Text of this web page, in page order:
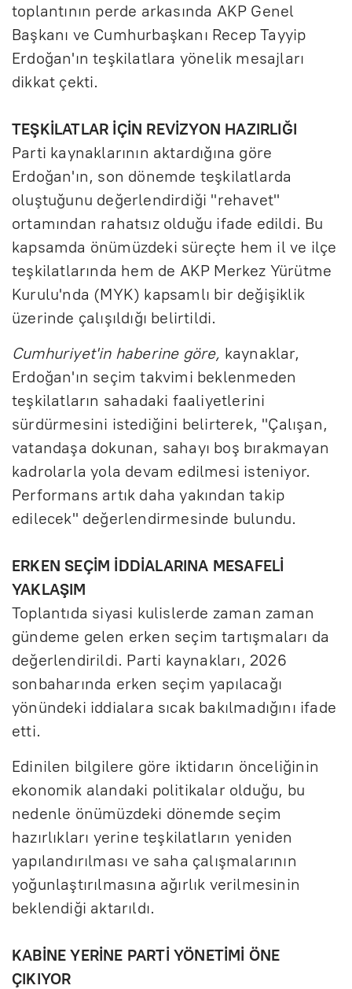
toplantının perde arkasında AKP Genel
Başkanı ve Cumhurbaşkanı Recep Tayyip
Erdoğan'ın teşkilatlara yönelik mesajları
dikkat çekti.
TEŞKİLATLAR İÇİN REVİZYON HAZIRLIĞI
Parti kaynaklarının aktardığına göre
Erdoğan'ın, son dönemde teşkilatlarda
oluştuğunu değerlendirdiği "rehavet"
ortamından rahatsız olduğu ifade edildi. Bu
kapsamda önümüzdeki süreçte hem il ve ilçe
teşkilatlarında hem de AKP Merkez Yürütme
Kurulu'nda (MYK) kapsamlı bir değişiklik
üzerinde çalışıldığı belirtildi.
Cumhuriyet'in haberine göre, kaynaklar,
Erdoğan'ın seçim takvimi beklenmeden
teşkilatların sahadaki faaliyetlerini
sürdürmesini istediğini belirterek, "Çalışan,
vatandaşa dokunan, sahayı boş bırakmayan
kadrolarla yola devam edilmesi isteniyor.
Performans artık daha yakından takip
edilecek" değerlendirmesinde bulundu.
ERKEN SEÇİM İDDİALARINA MESAFELİ
YAKLAŞIM
Toplantıda siyasi kulislerde zaman zaman
gündeme gelen erken seçim tartışmaları da
değerlendirildi. Parti kaynakları, 2026
sonbaharında erken seçim yapılacağı
yönündeki iddialara sıcak bakılmadığını ifade
etti.
Edinilen bilgilere göre iktidarın önceliğinin
ekonomik alandaki politikalar olduğu, bu
nedenle önümüzdeki dönemde seçim
hazırlıkları yerine teşkilatların yeniden
yapılandırılması ve saha çalışmalarının
yoğunlaştırılmasına ağırlık verilmesinin
beklendiği aktarıldı.
KABİNE YERİNE PARTİ YÖNETİMİ ÖNE
ÇIKIYOR